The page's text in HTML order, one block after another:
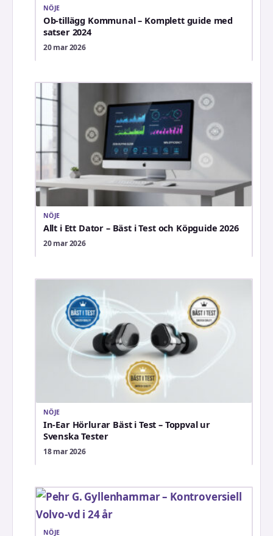
NÖJE
Ob-tillägg Kommunal – Komplett guide med
satser 2024
20 mar 2026
NÖJE
Allt i Ett Dator – Bäst i Test och Köpguide 2026
20 mar 2026
NÖJE
In-Ear Hörlurar Bäst i Test – Toppval ur
Svenska Tester
18 mar 2026
NÖJE